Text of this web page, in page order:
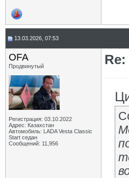
13.03.2026, 07:53
OFA
Продвинутый
Регистрация: 03.10.2022
Адрес: Казахстан
Автомобиль: LADA Vesta Classic
Start седан
Сообщений: 11,956